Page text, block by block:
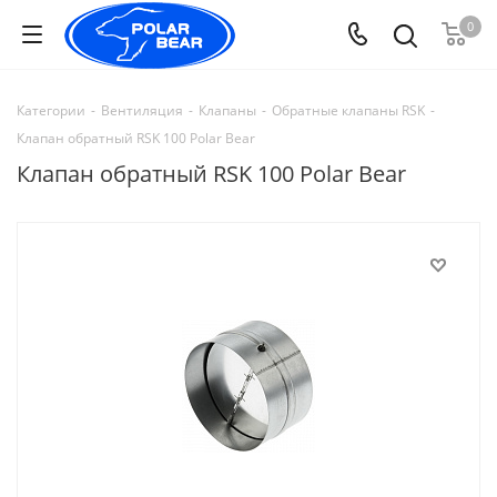
0
Категории - Вентиляция - Клапаны - Обратные клапаны RSK -
Клапан обратный RSK 100 Polar Bear
Клапан обратный RSK 100 Polar Bear